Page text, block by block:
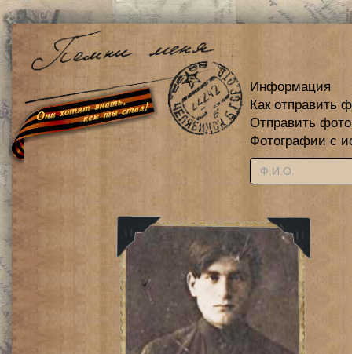
Информация
Как отправить
Отправить
Фотографии с